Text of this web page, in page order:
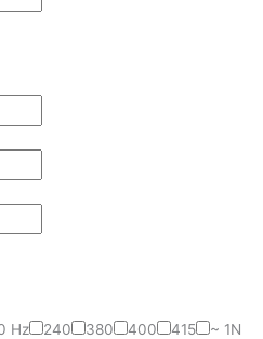
Hz 240 380 400 415
~ 1N